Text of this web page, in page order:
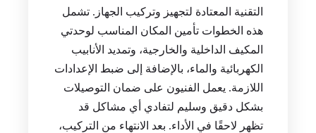
التقنية المعتادة لتجهيز وتركيب الجهاز. تشمل
هذه الخطوات تأمين المكان المناسب لوحدتي
المكيف الداخلية والخارجية، وتمديد الأنابيب
الكهربائية والماء، بالإضافة إلى ضبط الإعدادات
اللازمة. يعمل الفنيون على ضمان التوصيلات
بشكل دقيق وسليم لتفادي أي مشاكل قد
تظهر لاحقًا في الأداء. بعد الانتهاء من التركيب،